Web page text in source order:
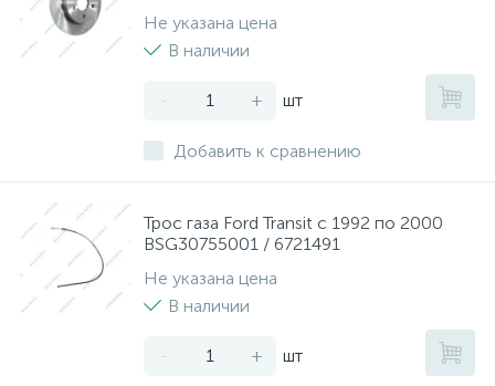
Не указана цена
В наличии
- + шт
Добавить к сравнению
Трос газа Ford Transit с 1992 по 2000
BSG30755001 / 6721491
Не указана цена
В наличии
- + шт